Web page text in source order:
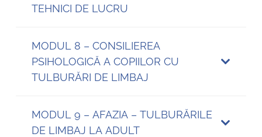
TEHNICI DE LUCRU
MODUL 8 – CONSILIEREA
PSIHOLOGICĂ A COPIILOR CU
TULBURĂRI DE LIMBAJ
MODUL 9 – AFAZIA – TULBURĂRILE
DE LIMBAJ LA ADULT